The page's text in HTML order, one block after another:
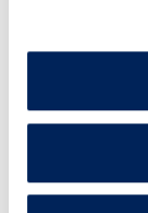
Jag
Kontakta mig!